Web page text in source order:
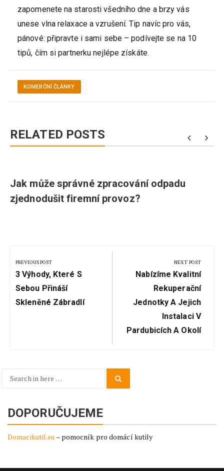
zapomenete na starosti všedního dne a brzy vás
unese vlna relaxace a vzrušení. Tip navíc pro vás,
pánové: připravte i sami sebe – podívejte se na 10
tipů, čím si partnerku nejlépe získáte.
KOMERČNÍ ČLÁNKY
RELATED POSTS
Jak může správné zpracování odpadu
zjednodušit firemní provoz?
pro
příspěvek
PREVIOUS POST
Previous
Post:
3 Výhody, Které S
Sebou Přináší
Skleněné Zábradlí
NEXT POST
Next
Post:
Nabízíme Kvalitní
Rekuperační
Jednotky A Jejich
Instalaci V
Pardubicích A Okolí
Search
DOPORUČUJEME
Domacikutil.eu – pomocník pro domácí kutily